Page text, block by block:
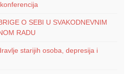
O SEBI U SVAKODNEVNIM
RADU
starijih osoba, depresija i